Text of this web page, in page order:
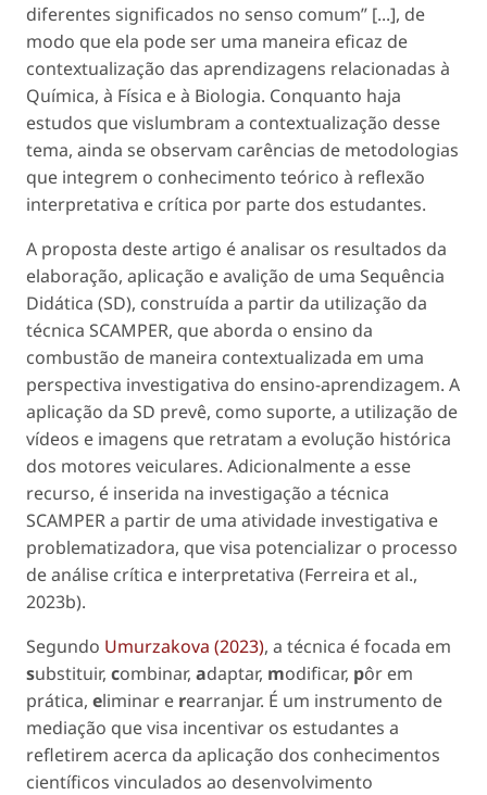
diferentes significados no senso comum” [...], de
modo que ela pode ser uma maneira eficaz de
contextualização das aprendizagens relacionadas à
Química, à Física e à Biologia. Conquanto haja
estudos que vislumbram a contextualização desse
tema, ainda se observam carências de metodologias
que integrem o conhecimento teórico à reflexão
interpretativa e crítica por parte dos estudantes.
A proposta deste artigo é analisar os resultados da
elaboração, aplicação e avalição de uma Sequência
Didática (SD), construída a partir da utilização da
técnica SCAMPER, que aborda o ensino da
combustão de maneira contextualizada em uma
perspectiva investigativa do ensino-aprendizagem. A
aplicação da SD prevê, como suporte, a utilização de
vídeos e imagens que retratam a evolução histórica
dos motores veiculares. Adicionalmente a esse
recurso, é inserida na investigação a técnica
SCAMPER a partir de uma atividade investigativa e
problematizadora, que visa potencializar o processo
de análise crítica e interpretativa (Ferreira et al.,
2023b).
Segundo Umurzakova (2023), a técnica é focada em
substituir, combinar, adaptar, modificar, pôr em
prática, eliminar e rearranjar. É um instrumento de
mediação que visa incentivar os estudantes a
refletirem acerca da aplicação dos conhecimentos
científicos vinculados ao desenvolvimento